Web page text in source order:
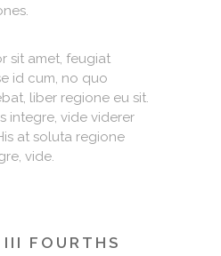
sit amet, feugiat
id cum, no quo
liber regione eu sit.
integre, vide viderer
at soluta regione
vide.
FOURTHS